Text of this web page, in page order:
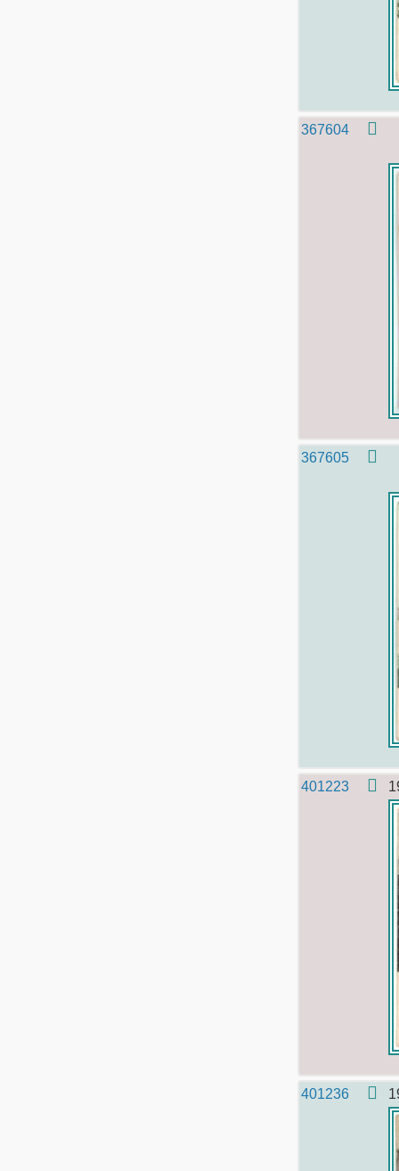
367604
367605
401223
401236